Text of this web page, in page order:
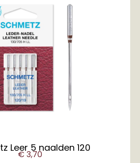
Leer 5 naalden 120
€3,70